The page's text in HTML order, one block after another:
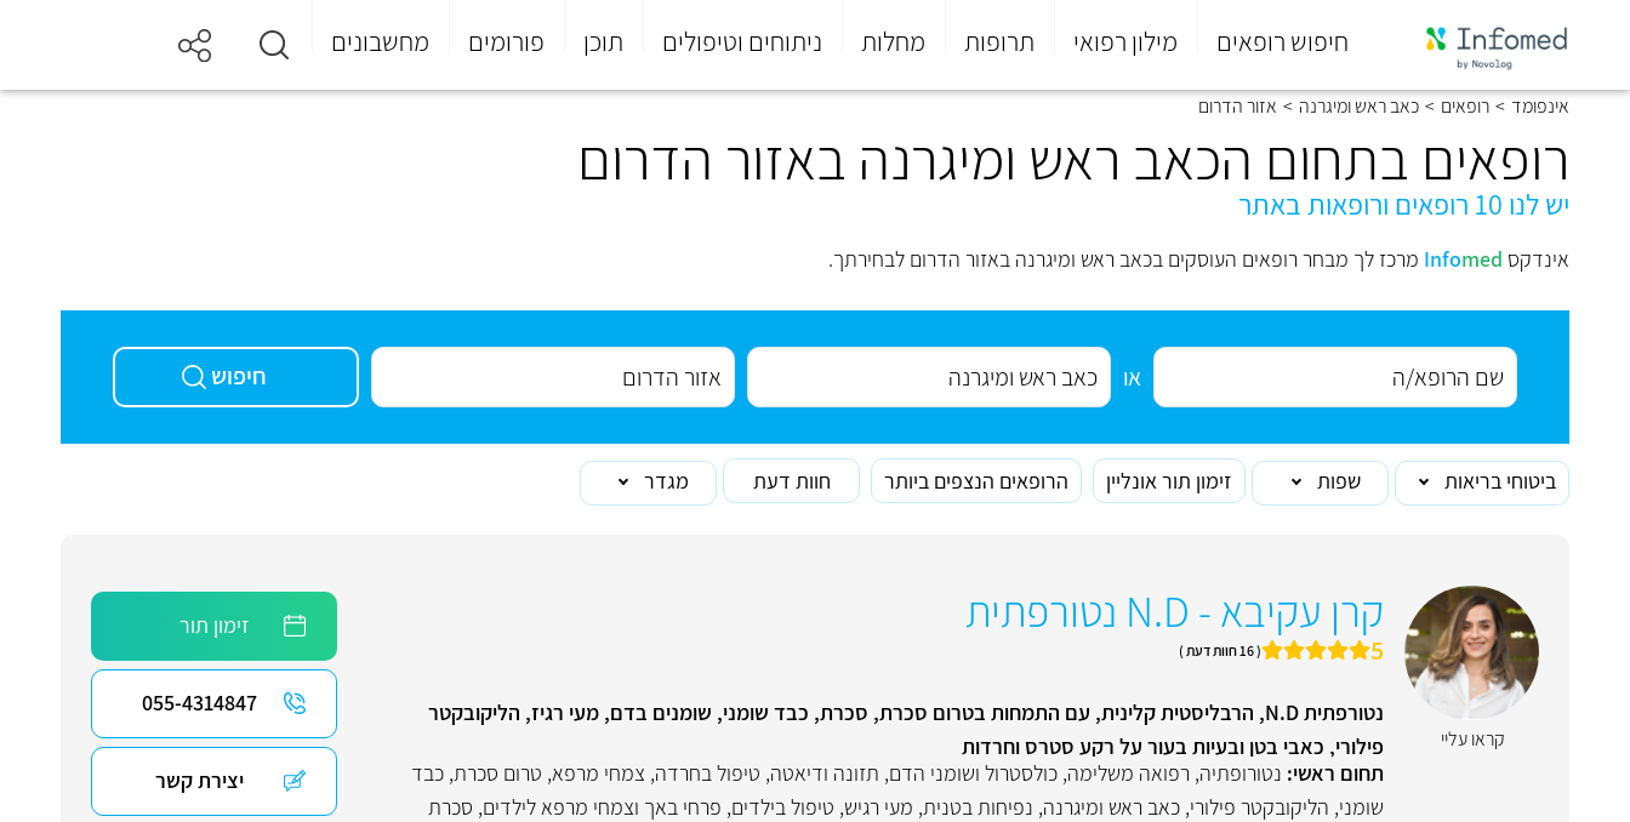
חיפוש רופאים מילון רפואי תרופות מחלות ניתוחים וטיפולים תוכן פורומים מחשבונים
סוף
התפריט
אינפומד > רופאים > כאב ראש ומיגרנה > אזור הדרום
רופאים בתחום הכאב ראש ומיגרנה באזור הדרום
יש לנו 10 רופאים ורופאות באתר
אינדקס Infomed מרכז לך מבחר רופאים העוסקים בכאב ראש ומיגרנה באזור הדרום לבחירתך.
או חיפוש
ביטוחי בריאות שפות זימון תור אונליין הרופאים הנצפים ביותר חוות דעת מגדר
קראו עליי
קרן עקיבא - N.D נטורפתית
5 ( 16 חוות דעת )
נטורפתית N.D, הרבליסטית קלינית, עם התמחות בטרום סכרת, סכרת, כבד שומני, שומנים בדם, מעי רגיז, הליקובקטר
פילורי, כאבי בטן ובעיות בעור על רקע סטרס וחרדות
תחום ראשי: נטורופתיה, רפואה משלימה, כולסטרול ושומני הדם, תזונה ודיאטה, טיפול בחרדה, צמחי מרפא, טרום סכרת, כבד
שומני, הליקובקטר פילורי, כאב ראש ומיגרנה, נפיחות בטנית, מעי רגיש, טיפול בילדים, פרחי באך וצמחי מרפא לילדים, סכרת
זימון תור
055-4314847
יצירת קשר